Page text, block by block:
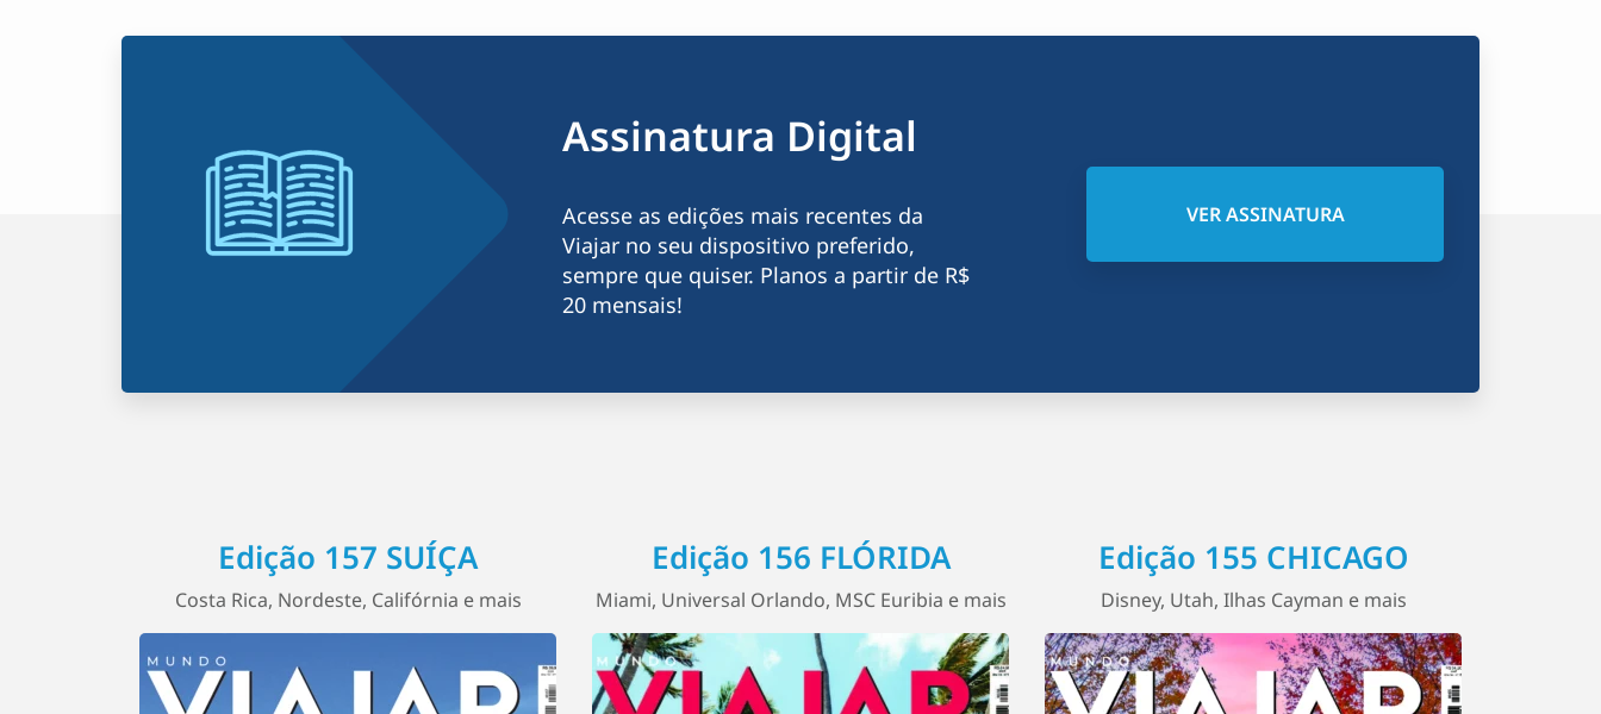
Assinatura Digital
Acesse as edições mais recentes da
Viajar no seu dispositivo preferido,
sempre que quiser. Planos a partir de R$
20 mensais!
VER ASSINATURA
Edição 157 SUÍÇA
Costa Rica, Nordeste, Califórnia e mais
Edição 156 FLÓRIDA
Miami, Universal Orlando, MSC Euribia e mais
Edição 155 CHICAGO
Disney, Utah, Ilhas Cayman e mais